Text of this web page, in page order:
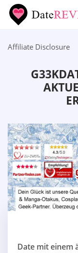
Affiliate Disclosure
Date mit einem